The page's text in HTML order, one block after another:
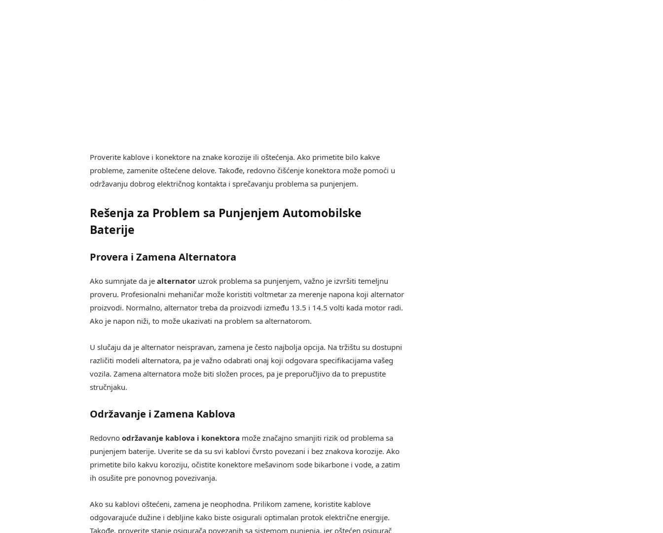
Proverite kablove i konektore na znake korozije ili oštećenja. Ako primetite bilo kakve
probleme, zamenite oštećene delove. Takođe, redovno čišćenje konektora može pomoći u
održavanju dobrog električnog kontakta i sprečavanju problema sa punjenjem.
Rešenja za Problem sa Punjenjem Automobilske
Baterije
Provera i Zamena Alternatora
Ako sumnjate da je alternatoruzrok problema sa punjenjem, važno je izvršiti temeljnu
proveru. Profesionalni mehaničar može koristiti voltmetar za merenje napona koji alternator
proizvodi. Normalno, alternator treba da proizvodi između 13.5 i 14.5 volti kada motor radi.
Ako je napon niži, to može ukazivati na problem sa alternatorom.
U slučaju da je alternator neispravan, zamena je često najbolja opcija. Na tržištu su dostupni
različiti modeli alternatora, pa je važno odabrati onaj koji odgovara specifikacijama vašeg
vozila. Zamena alternatora može biti složen proces, pa je preporučljivo da to prepustite
stručnjaku.
Održavanje i Zamena Kablova
Redovno održavanje kablova i konektora može značajno smanjiti rizik od problema sa
punjenjem baterije. Uverite se da su svi kablovi čvrsto povezani i bez znakova korozije. Ako
primetite bilo kakvu koroziju, očistite konektore mešavinom sode bikarbone i vode, a zatim
ih osušite pre ponovnog povezivanja.
Ako su kablovi oštećeni, zamena je neophodna. Prilikom zamene, koristite kablove
odgovarajuće dužine i debljine kako biste osigurali optimalan protok električne energije.
Takođe, proverite stanje osigurača povezanih sa sistemom punjenja, jer oštećen osigurač